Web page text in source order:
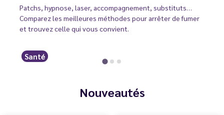
Patchs, hypnose, laser, accompagnement, substituts…
Comparez les meilleures méthodes pour arrêter de fumer
et trouvez celle qui vous convient.
Santé
Nouveautés